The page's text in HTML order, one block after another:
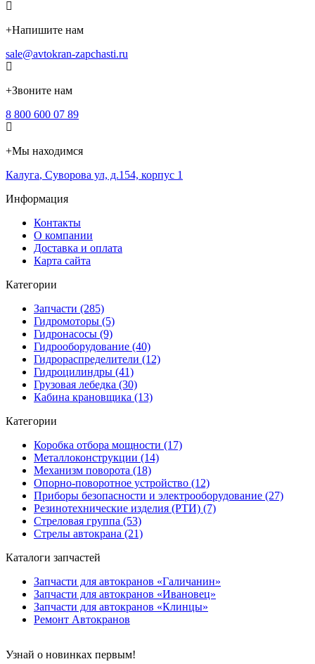
+Напишите нам
sale@avtokran-zapchasti.ru
+Звоните нам
8 800 600 07 89
+Мы находимся
Калуга, Суворова ул, д.154, корпус 1
Информация
Контакты
О компании
Доставка и оплата
Карта сайта
Категории
Запчасти (285)
Гидромоторы (5)
Гидронасосы (9)
Гидрооборудование (40)
Гидрораспределители (12)
Гидроцилиндры (41)
Грузовая лебедка (30)
Кабина крановщика (13)
Категории
Коробка отбора мощности (17)
Металлоконструкции (14)
Механизм поворота (18)
Опорно-поворотное устройство (12)
Приборы безопасности и электрооборудование (27)
Резинотехнические изделия (РТИ) (7)
Стреловая группа (53)
Стрелы автокрана (21)
Каталоги запчастей
Запчасти для автокранов «Галичанин»
Запчасти для автокранов «Ивановец»
Запчасти для автокранов «Клинцы»
Ремонт Автокранов
Узнай о новинках первым!